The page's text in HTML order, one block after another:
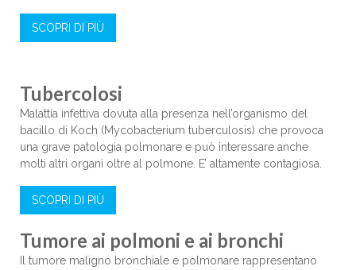
SCOPRI DI PIÙ
Tubercolosi
Malattia infettiva dovuta alla presenza nell’organismo del
bacillo di Koch (Mycobacterium tuberculosis) che provoca
una grave patologia polmonare e può interessare anche
molti altri organi oltre al polmone. E’ altamente contagiosa.
SCOPRI DI PIÙ
Tumore ai polmoni e ai bronchi
Il tumore maligno bronchiale e polmonare rappresentano